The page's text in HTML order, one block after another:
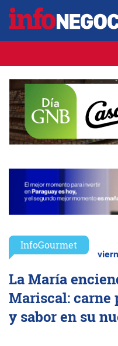
InfoGourmet
La María
Mariscal: carne
y sabor en su